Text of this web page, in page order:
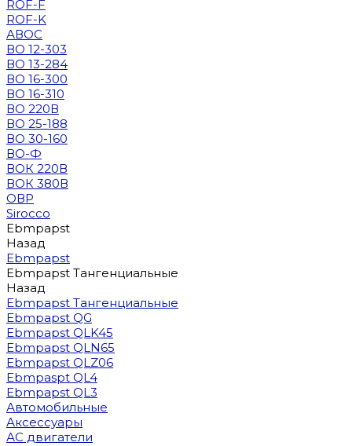
ROF-F
ROF-K
АВОС
ВО 12-303
ВО 13-284
ВО 16-300
ВО 16-310
ВО 220В
ВО 25-188
ВО 30-160
ВО-Ф
ВОК 220В
ВОК 380В
ОВР
Sirocco
Ebmpapst
Назад
Ebmpapst
Ebmpapst Тангенциальные
Назад
Ebmpapst Тангенциальные
Ebmpapst QG
Ebmpapst QLK45
Ebmpapst QLN65
Ebmpapst QLZ06
Ebmpaspt QL4
Ebmpapst QL3
Автомобильные
Аксессуары
АС двигатели